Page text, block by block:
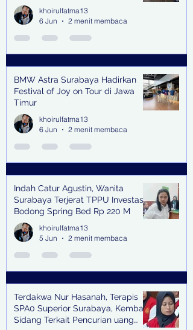
khoirulfatma13
6 Jun
2 menit membaca
BMW Astra Surabaya Hadirkan
Festival of Joy on Tour di Jawa
Timur
khoirulfatma13
6 Jun
2 menit membaca
Indah Catur Agustin, Wanita
Surabaya Terjerat TPPU Investasi
Bodong Spring Bed Rp 220 M
khoirulfatma13
5 Jun
2 menit membaca
Terdakwa Nur Hasanah, Terapis
SPA0 Superior Surabaya, Kembali
Sidang Terkait Pencurian uang